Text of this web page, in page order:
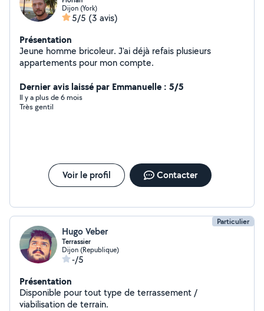
Dijon (York)
5/5 (3 avis)
Présentation
Jeune homme bricoleur. J'ai déjà refais plusieurs
appartements pour mon compte.
Dernier avis laissé par Emmanuelle : 5/5
Il y a plus de 6 mois
Très gentil
Voir le profil Contacter
Particulier
Hugo Veber
Terrassier
Dijon (Republique)
-/5
Présentation
Disponible pour tout type de terrassement /
viabilisation de terrain.